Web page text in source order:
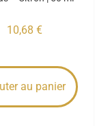
10,68 €
au panier